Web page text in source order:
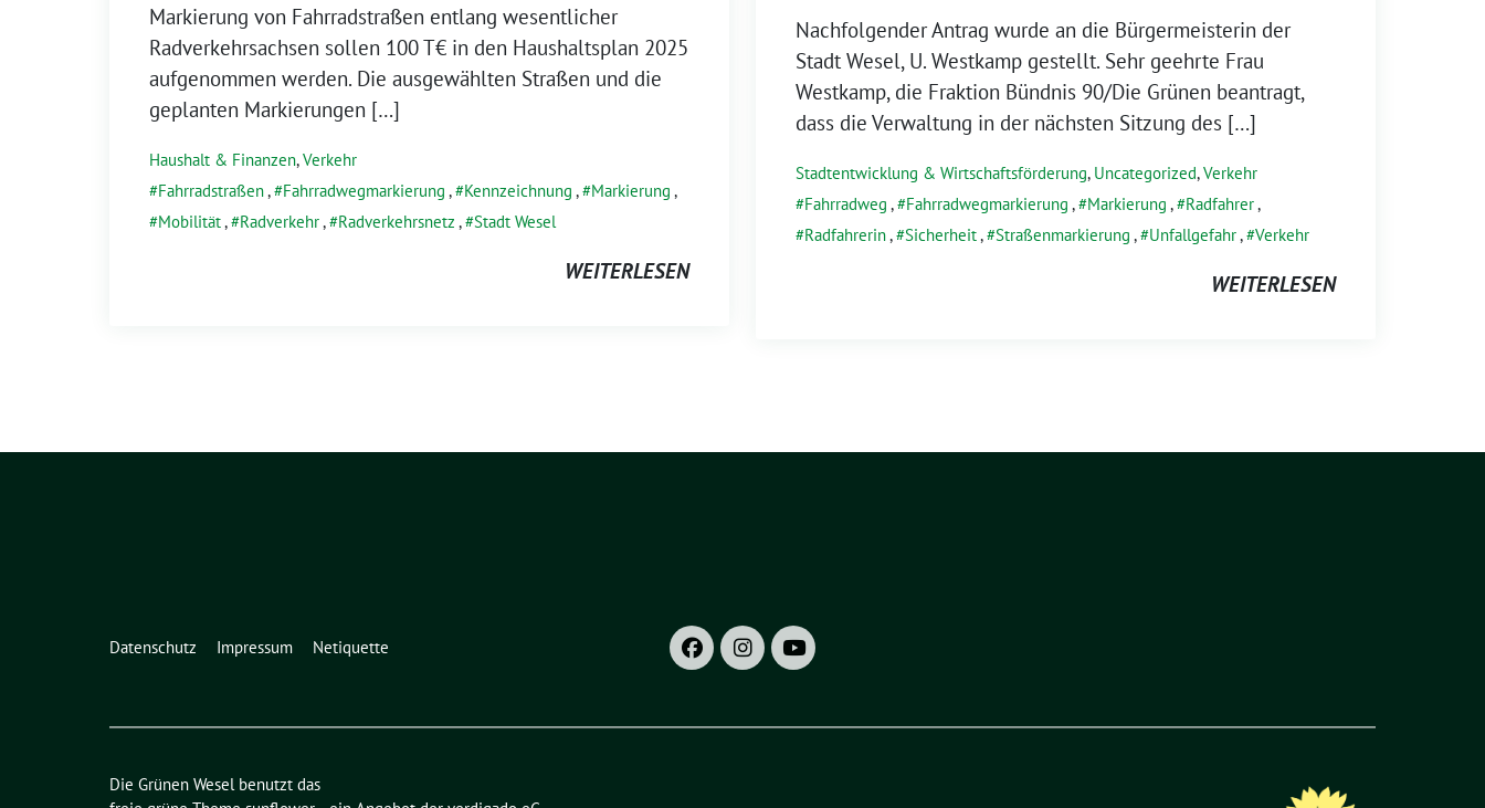
Markierung von Fahrradstraßen entlang wesentlicher
Radverkehrsachsen sollen 100 T€ in den Haushaltsplan 2025
aufgenommen werden. Die ausgewählten Straßen und die
geplanten Markierungen […]
Haushalt & Finanzen,Verkehr
Fahrradstraßen, Fahrradwegmarkierung , Kennzeichnung , Markierung ,
Mobilität, Radverkehr, Radverkehrsnetz , Stadt Wesel
WEITERLESEN
Nachfolgender Antrag wurde an die Bürgermeisterin der
Stadt Wesel, U. Westkamp gestellt. Sehr geehrte Frau
Westkamp, die Fraktion Bündnis 90/Die Grünen beantragt,
dass die Verwaltung in der nächsten Sitzung des […]
Stadtentwicklung & Wirtschaftsförderung, Uncategorized,Verkehr
Fahrradweg , Fahrradwegmarkierung , Markierung , Radfahrer,
Radfahrerin, Sicherheit, Straßenmarkierung , Unfallgefahr, Verkehr
WEITERLESEN
Datenschutz Impressum Netiquette
Die Grünen Wesel benutzt das